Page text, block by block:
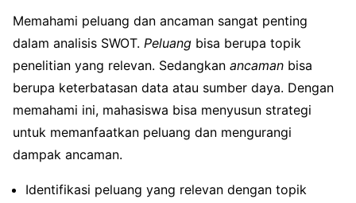
Memahami peluang dan ancaman sangat penting
dalam analisis SWOT. Peluang bisa berupa topik
penelitian yang relevan. Sedangkan ancaman bisa
berupa keterbatasan data atau sumber daya. Dengan
memahami ini, mahasiswa bisa menyusun strategi
untuk memanfaatkan peluang dan mengurangi
dampak ancaman.
Identifikasi peluang yang relevan dengan topik